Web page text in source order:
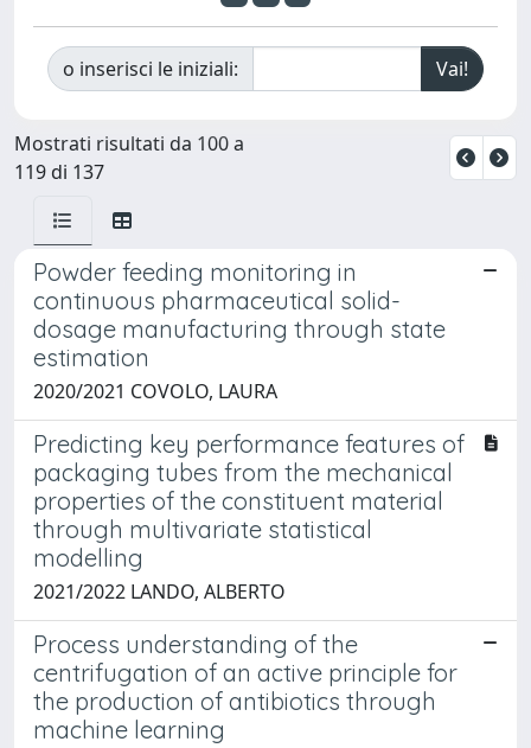
o inserisci le iniziali:
Mostrati risultati da 100 a
119 di 137
Powder feeding monitoring in
continuous pharmaceutical solid-
dosage manufacturing through state
estimation
2020/2021 COVOLO, LAURA
Predicting key performance features of
packaging tubes from the mechanical
properties of the constituent material
through multivariate statistical
modelling
2021/2022 LANDO, ALBERTO
Process understanding of the
centrifugation of an active principle for
the production of antibiotics through
machine learning